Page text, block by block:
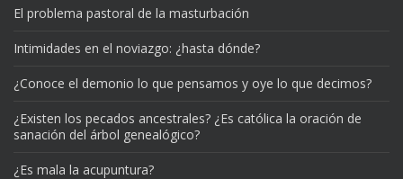
El problema pastoral de la masturbación
Intimidades en el noviazgo: ¿hasta dónde?
¿Conoce el demonio lo que pensamos y oye lo que decimos?
¿Existen los pecados ancestrales? ¿Es católica la oración de
sanación del árbol genealógico?
¿Es mala la acupuntura?